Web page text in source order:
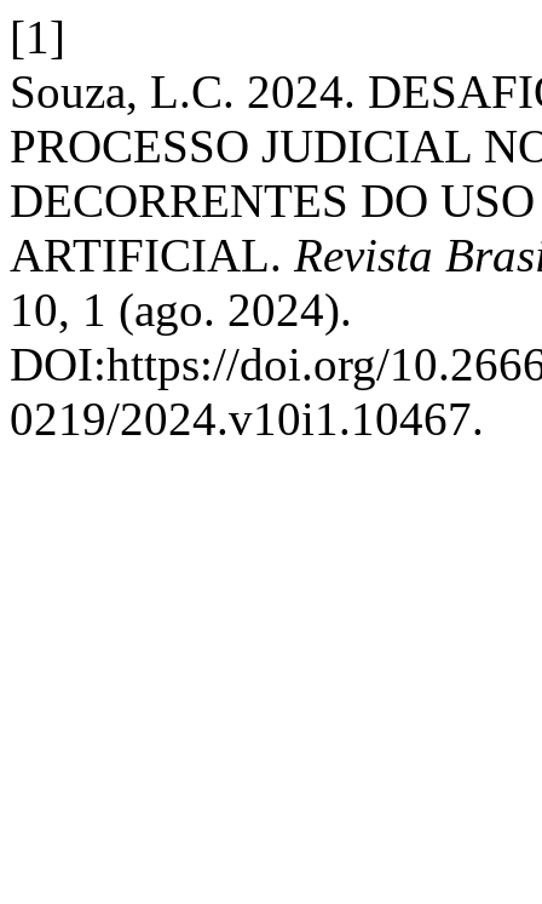
[1]
Souza, L.C. 2024.
PROCESSO JUDICIAL
DECORRENTES DO
ARTIFICIAL. Revista
10, 1 (ago. 2024).
DOI:https://doi.org/
0219/2024.v10i1.10467.